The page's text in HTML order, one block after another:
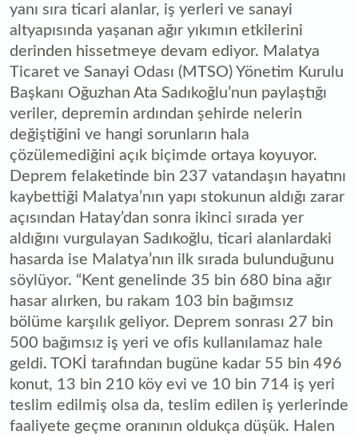
yanı sıra ticari alanlar, iş yerleri ve sanayi
altyapısında yaşanan ağır yıkımın etkilerini
derinden hissetmeye devam ediyor. Malatya
Ticaret ve Sanayi Odası (MTSO) Yönetim Kurulu
Başkanı Oğuzhan Ata Sadıkoğlu’nun paylaştığı
veriler, depremin ardından şehirde nelerin
değiştiğini ve hangi sorunların hala
çözülemediğini açık biçimde ortaya koyuyor.
Deprem felaketinde bin 237 vatandaşın hayatını
kaybettiği Malatya’nın yapı stokunun aldığı zarar
açısından Hatay’dan sonra ikinci sırada yer
aldığını vurgulayan Sadıkoğlu, ticari alanlardaki
hasarda ise Malatya’nın ilk sırada bulunduğunu
söylüyor. “Kent genelinde 35 bin 680 bina ağır
hasar alırken, bu rakam 103 bin bağımsız
bölüme karşılık geliyor. Deprem sonrası 27 bin
500 bağımsız iş yeri ve ofis kullanılamaz hale
geldi. TOKİ tarafından bugüne kadar 55 bin 496
konut, 13 bin 210 köy evi ve 10 bin 714 iş yeri
teslim edilmiş olsa da, teslim edilen iş yerlerinde
faaliyete geçme oranının oldukça düşük. Halen